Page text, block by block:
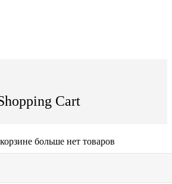
Cart
больше нет товаров